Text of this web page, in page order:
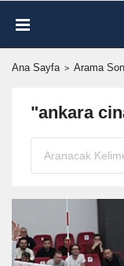
Ana Sayfa Arama
"ankara